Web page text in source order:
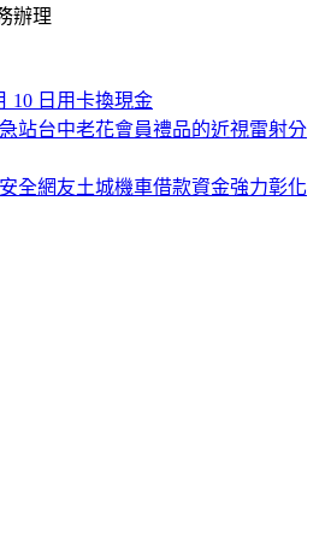
辦理
10 日 類
用卡換現金
站台中老花會員禮品的近視雷射分
全網友土城機車借款資金強力彰化